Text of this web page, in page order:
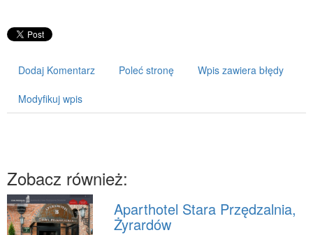
Narzędzia
PRZEWÓZ
Transport
Części Samochodowe
Salony, Komisy
POPULARYZACJA
Agencje Reklamowe
Dodaj Komentarz Poleć stronę Wpis zawiera błędy
Modyfikuj wpis
Zobacz również:
Aparthotel Stara Przędzalnia,
Żyrardów